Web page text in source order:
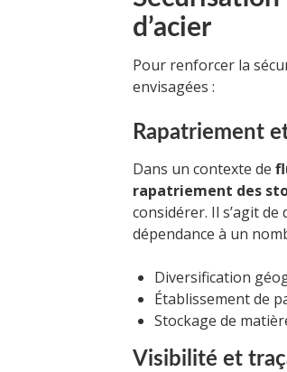
d’acier
Pour renforcer la
envisagées :
Rapatriement
Dans un contexte de
rapatriement des
considérer. Il s’agit
dépendance à un
Diversification
Établissement de
Stockage de
Visibilité et